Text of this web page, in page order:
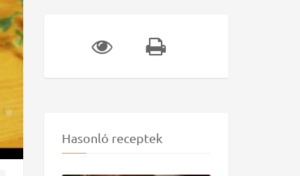
Hasonló receptek